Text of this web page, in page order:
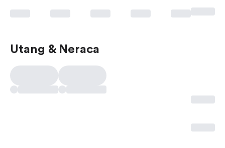
Utang & Neraca